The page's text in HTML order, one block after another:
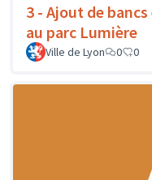
3 - Ajout de
au parc Lumière
Ville de Lyon 0 0